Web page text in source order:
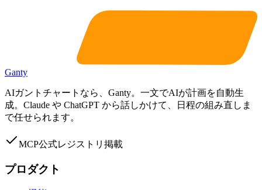
Ganty
AIガントチャートなら、Ganty。一文でAIが計画を自動生
成。Claude や ChatGPT から話しかけて、日程の組み直しま
で任せられます。
MCP公式レジストリ掲載
プロダクト